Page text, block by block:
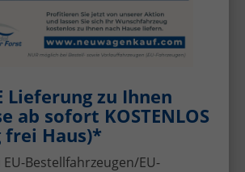
58.490,– €
Lieferung zu Ihnen
ab sofort KOSTENLOS
frei Haus)*
Bestellfahrzeugen/EU-